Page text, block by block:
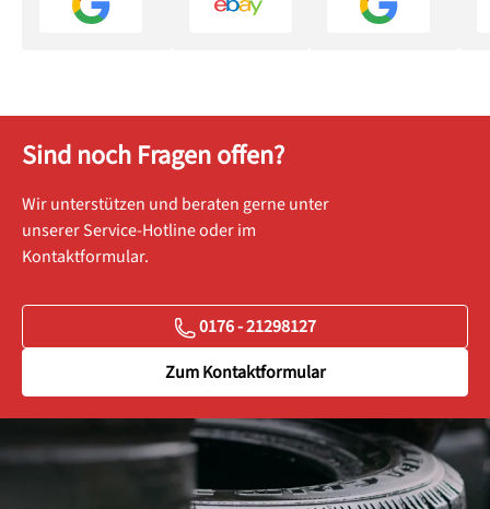
Sind noch Fragen offen?
Wir unterstützen und beraten gerne unter
unserer Service-Hotline oder im
Kontaktformular.
0176 - 21298127
Zum Kontaktformular